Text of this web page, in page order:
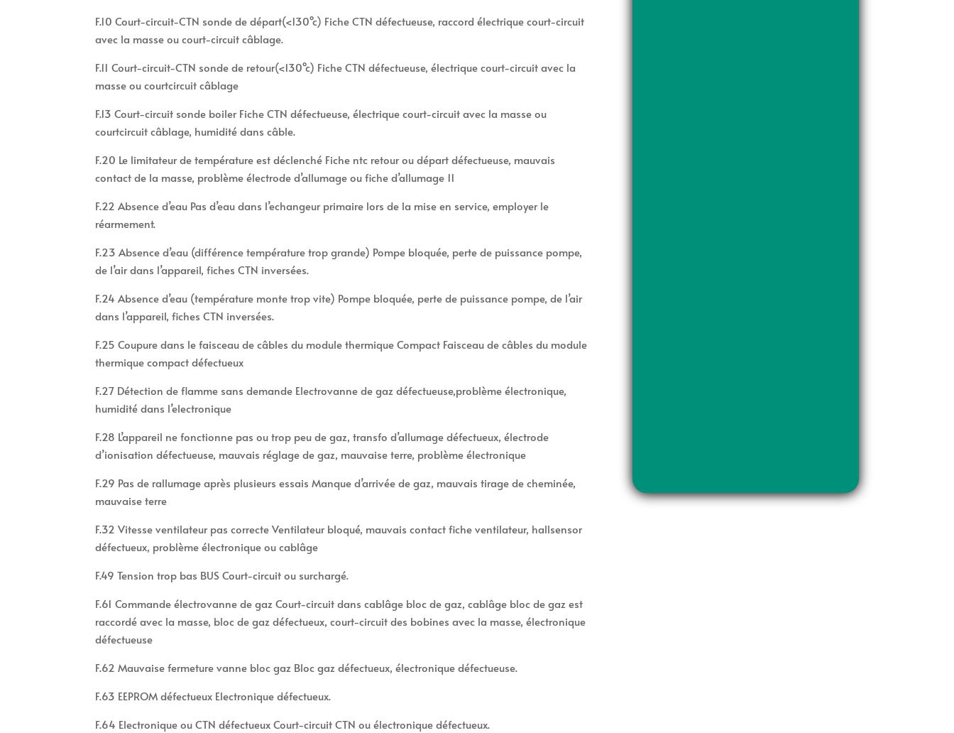
F.10 Court-circuit-CTN sonde de départ(<130°c) Fiche CTN défectueuse, raccord électrique court-circuit
avec la masse ou court-circuit câblage.
F.11 Court-circuit-CTN sonde de retour(<130°c) Fiche CTN défectueuse, électrique court-circuit avec la
masse ou courtcircuit câblage
F.13 Court-circuit sonde boiler Fiche CTN défectueuse, électrique court-circuit avec la masse ou
courtcircuit câblage, humidité dans câble.
F.20 Le limitateur de température est déclenché Fiche ntc retour ou départ défectueuse, mauvais
contact de la masse, problème électrode d’allumage ou fiche d’allumage 11
F.22 Absence d’eau Pas d’eau dans l’echangeur primaire lors de la mise en service, employer le
réarmement.
F.23 Absence d’eau (différence température trop grande) Pompe bloquée, perte de puissance pompe,
de l’air dans l’appareil, fiches CTN inversées.
F.24 Absence d’eau (température monte trop vite) Pompe bloquée, perte de puissance pompe, de l’air
dans l’appareil, fiches CTN inversées.
F.25 Coupure dans le faisceau de câbles du module thermique Compact Faisceau de câbles du module
thermique compact défectueux
F.27 Détection de flamme sans demande Electrovanne de gaz défectueuse,problème électronique,
humidité dans l’electronique
F.28 L’appareil ne fonctionne pas ou trop peu de gaz, transfo d’allumage défectueux, électrode
d’ionisation défectueuse, mauvais réglage de gaz, mauvaise terre, problème électronique
F.29 Pas de rallumage après plusieurs essais Manque d’arrivée de gaz, mauvais tirage de cheminée,
mauvaise terre
F.32 Vitesse ventilateur pas correcte Ventilateur bloqué, mauvais contact fiche ventilateur, hallsensor
défectueux, problème électronique ou cablâge
F.49 Tension trop bas BUS Court-circuit ou surchargé.
F.61 Commande électrovanne de gaz Court-circuit dans cablâge bloc de gaz, cablâge bloc de gaz est
raccordé avec la masse, bloc de gaz défectueux, court-circuit des bobines avec la masse, électronique
défectueuse
F.62 Mauvaise fermeture vanne bloc gaz Bloc gaz défectueux, électronique défectueuse.
F.63 EEPROM défectueux Electronique défectueux.
F.64 Electronique ou CTN défectueux Court-circuit CTN ou électronique défectueux.